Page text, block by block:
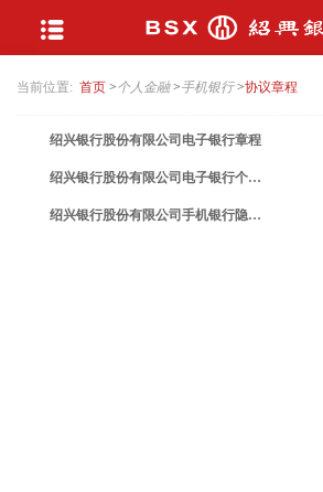
当前位置: 首页 >个人金融 >手机银行 >协议章程
绍兴银行股份有限公司电子银行章程
绍兴银行股份有限公司电子银行个人客户服务协议
绍兴银行股份有限公司手机银行隐私政策